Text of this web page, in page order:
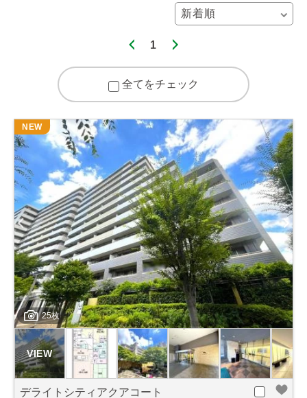
1
全てをチェック
25枚
NEW
デライトシティアクアコート